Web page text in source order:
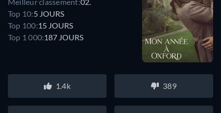
Top 10:5 JOURS
Top 100:15 JOURS
Top 1 000:187 JOURS
1.4k 389